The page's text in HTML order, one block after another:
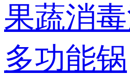
果蔬消
多功能锅